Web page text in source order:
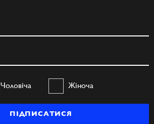
Чоловіча Жіноча
ПІДПИСАТИСЯ